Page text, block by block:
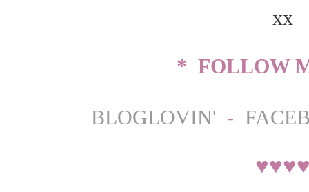
xx
* FOLLOW
BLOGLOVIN' -
♥♥♥